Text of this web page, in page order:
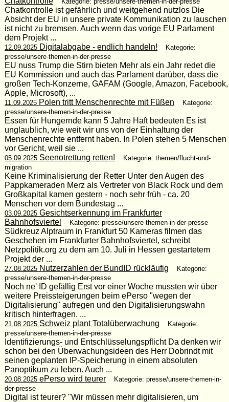
Chatkontrolle ist gefährlich und weitgehend nutzlos Die
Absicht der EU in unsere private Kommunikation zu lauschen
ist nicht zu bremsen. Auch wenn das vorige EU Parlament
dem Projekt ...
12.09.2025Digitalabgabe - endlich handeln!
Kategorie:
presse/unsere-themen-in-der-presse
EU nuss Trump die Stirn bieten Mehr als ein Jahr redet die
EU Kommission und auch das Parlament darüber, dass die
großen Tech-Konzerne, GAFAM (Google, Amazon, Facebook,
Apple, Microsoft), ...
11.09.2025Polen tritt Menschenrechte mit Füßen
Kategorie:
presse/unsere-themen-in-der-presse
Essen für Hungernde kann 5 Jahre Haft bedeuten Es ist
unglaublich, wie weit wir uns von der Einhaltung der
Menschenrechte entfernt haben. In Polen stehen 5 Menschen
vor Gericht, weil sie ...
05.09.2025Seenotrettung retten!
Kategorie: themen/flucht-und-
migration
Keine Kriminalisierung der Retter Unter den Augen des
Pappkameraden Merz als Vertreter von Black Rock und dem
Großkapital kamen gestern - noch sehr früh - ca. 20
Menschen vor dem Bundestag ...
03.09.2025Gesichtserkennung im Frankfurter
Bahnhofsviertel
Kategorie: presse/unsere-themen-in-der-presse
Südkreuz Alptraum in Frankfurt 50 Kameras filmen das
Geschehen im Frankfurter Bahnhofsviertel, schreibt
Netzpolitik.org zu dem am 10. Juli in Hessen gestartetem
Projekt der ...
27.08.2025Nutzerzahlen der BundID rückläufig
Kategorie:
presse/unsere-themen-in-der-presse
Noch ne' ID gefällig Erst vor einer Woche mussten wir über
weitere Preissteigerungen beim ePerso "wegen der
Digitalisierung" aufregen und den Digitalisierungswahn
kritisch hinterfragen. ...
21.08.2025Schweiz plant Totalüberwachung
Kategorie:
presse/unsere-themen-in-der-presse
Identifizierungs- und Entschlüsselungspflicht Da denken wir
schon bei den Überwachungsideen des Herr Dobrindt mit
seinen geplanten IP-Speicherung in einem absoluten
Panoptikum zu leben. Auch ...
20.08.2025ePerso wird teurer
Kategorie: presse/unsere-themen-in-
der-presse
Digital ist teurer? "Wir müssen mehr digitalisieren, um